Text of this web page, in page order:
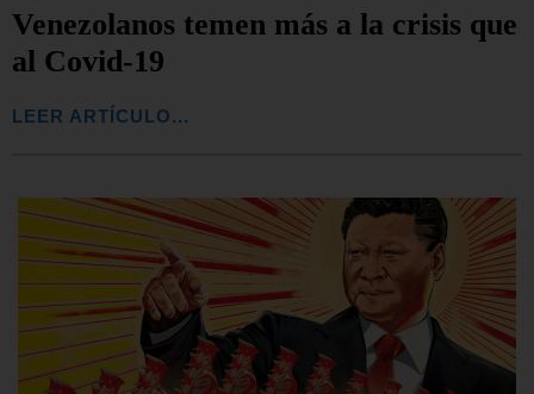
Venezolanos temen más a la crisis que
al Covid-19
LEER ARTÍCULO...